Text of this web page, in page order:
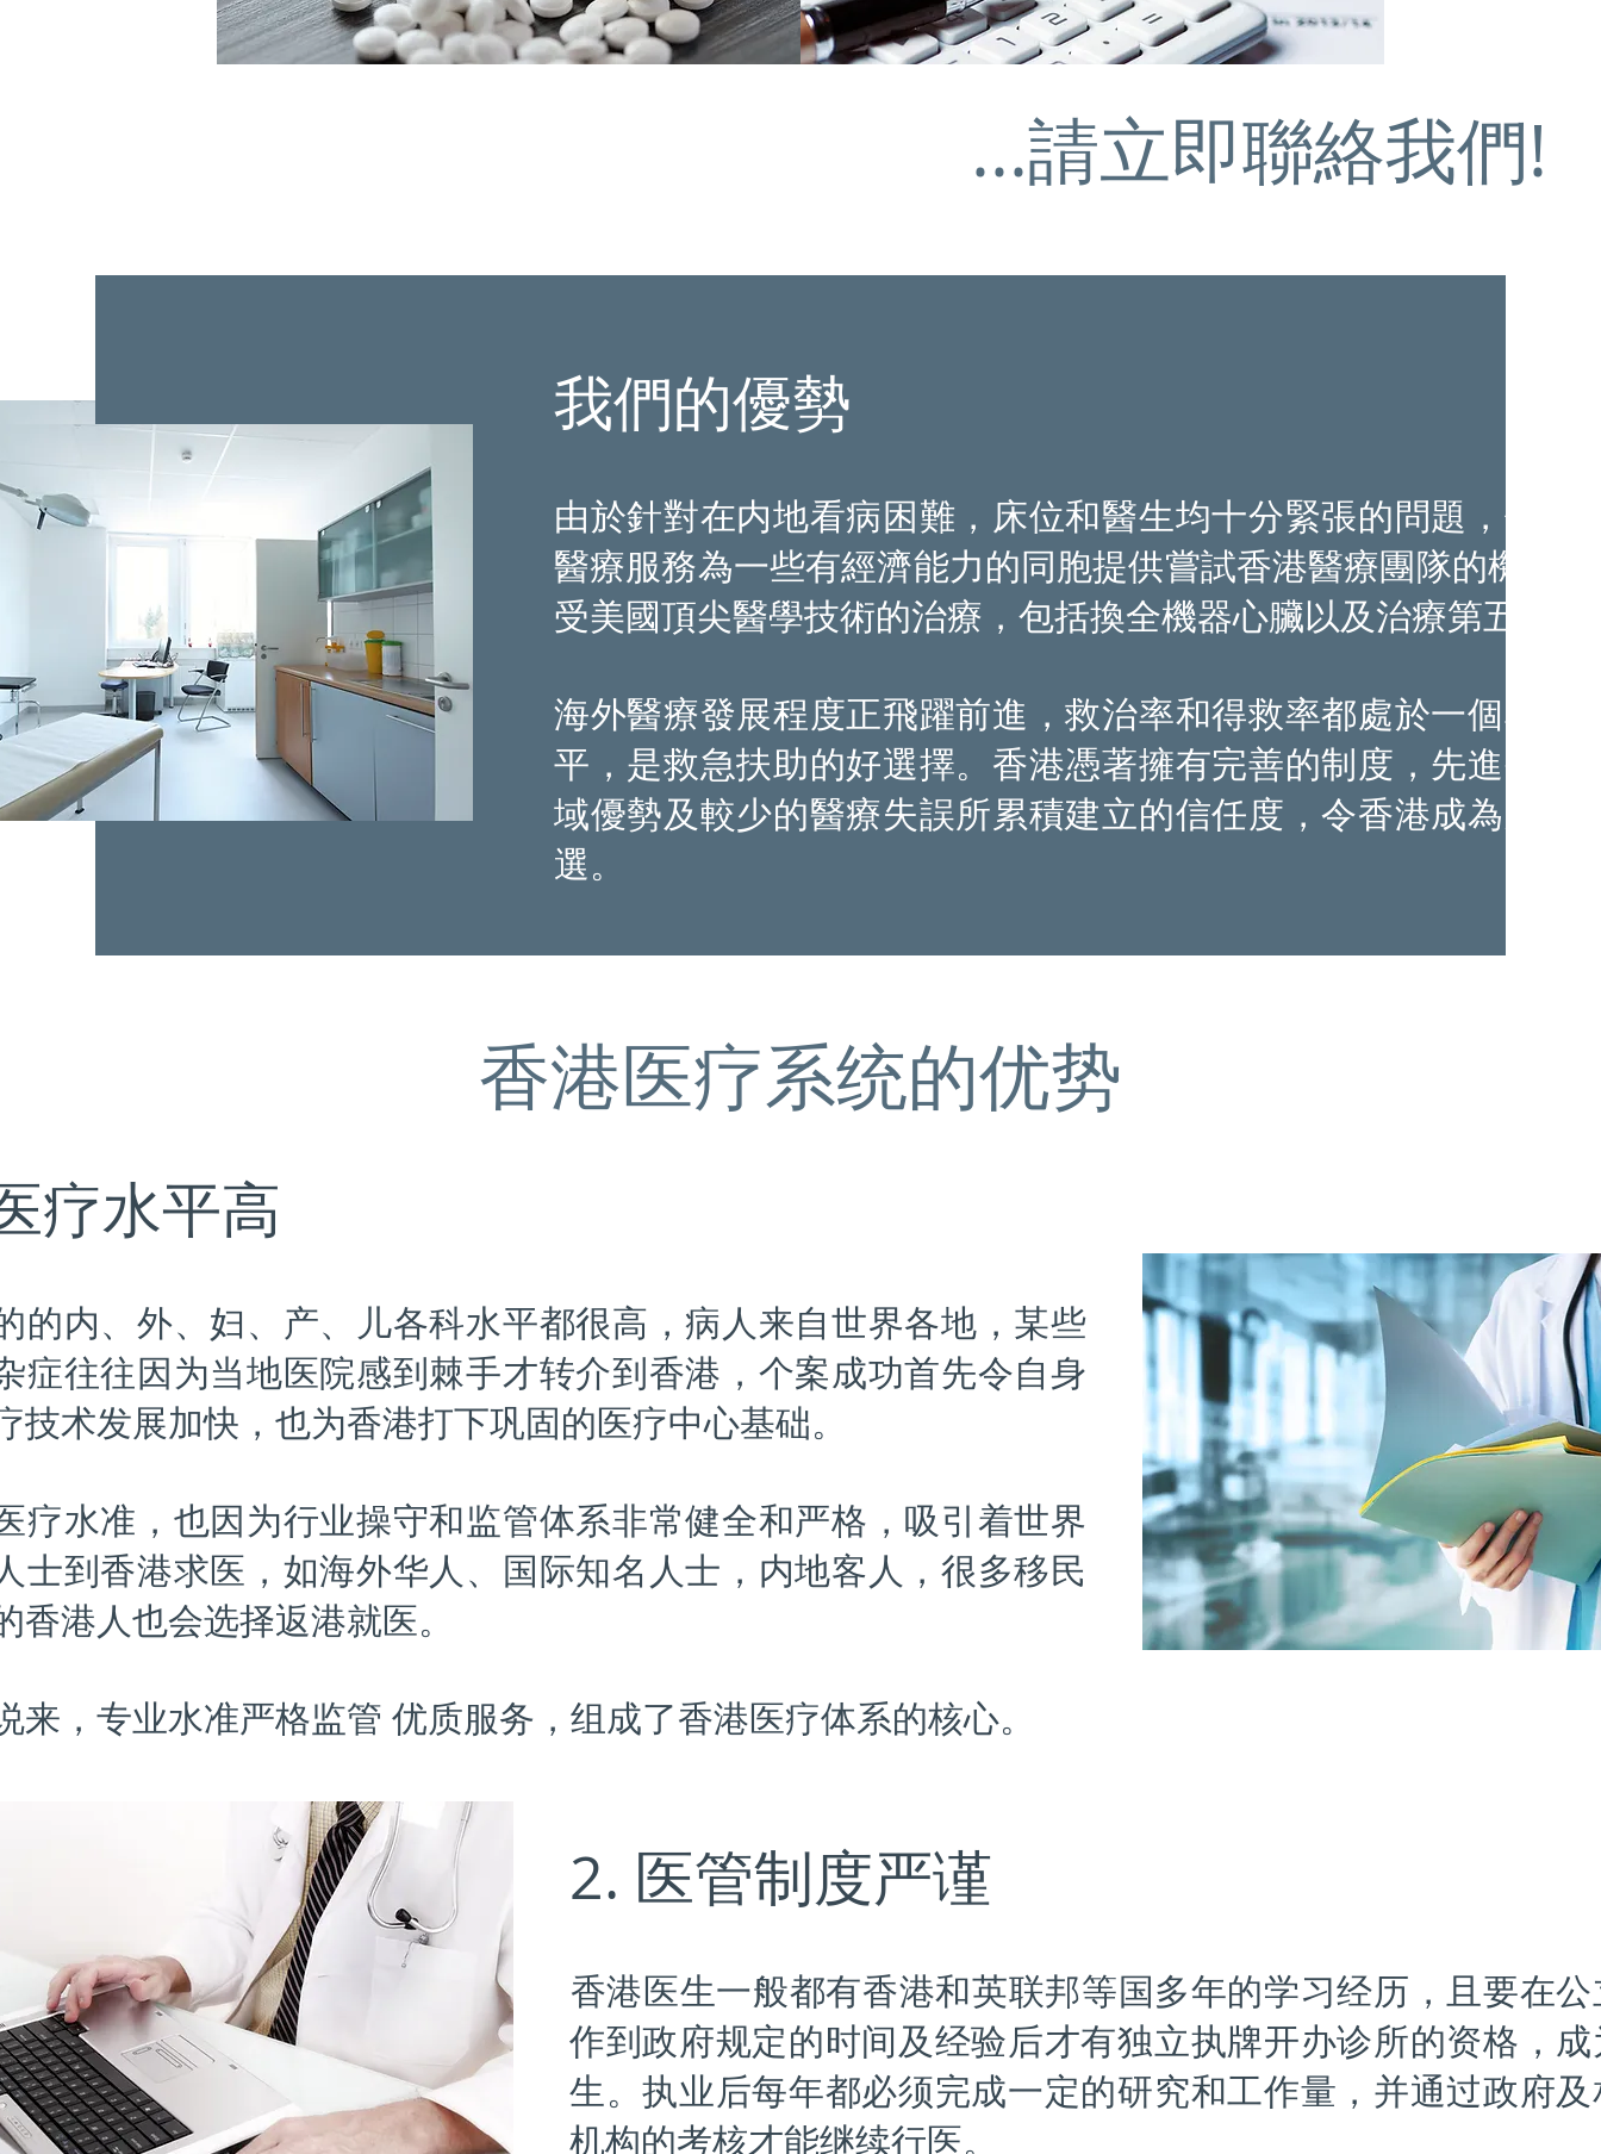
​...請立即聯絡我們!
我們的優勢
由於針對在内地看病困難，床位和醫生均十分緊張的問題，億大
醫療服務為一些有經濟能力的同胞提供嘗試香港醫療團隊的機會
受美國頂尖醫學技術的治療，包括換全機器心臟以及治療第五代癌
海外醫療發展程度正飛躍前進，救治率和得救率都處於一個非常
平，是救急扶助的好選擇。香港憑著擁有完善的制度，先進醫療
域優勢及較少的醫療失誤所累積建立的信任度，令香港成為跨境
選。
我們的優勢
由於針對在内地看病困難，床位和醫生均十分緊張的問題，億大
醫療服務為一些有經濟能力的同胞提供嘗試香港醫療團隊的機會
受美國頂尖醫學技術的治療，包括換全機器心臟以及治療第五代癌
海外醫療發展程度正飛躍前進，救治率和得救率都處於一個非常
平，是救急扶助的好選擇。香港憑著擁有完善的制度，先進醫療
域優勢及較少的醫療失誤所累積建立的信任度，令香港成為跨境
選。
香港医疗系统的优势
疗水平高
的内、外、妇、产、儿各科水平都很高，病人来自世界各地，某些
症往往因为当地医院感到棘手才转介到香港，个案成功首先令自身
技术发展加快，也为香港打下巩固的医疗中心基础。
疗水准，也因为行业操守和监管体系非常健全和严格，吸引着世界
士到香港求医，如海外华人、国际知名人士，内地客人，很多移民
香港人也会选择返港就医。
来，专业水准严格监管 优质服务，组成了香港医疗体系的核心。
2. 医管制度严谨
香港医生一般都有香港和英联邦等国多年的学习经历，且要在
作到政府规定的时间及经验后才有独立执牌开办诊所的资格，
生。执业后每年都必须完成一定的研究和工作量，并通过政府
机构的考核才能继续行医。